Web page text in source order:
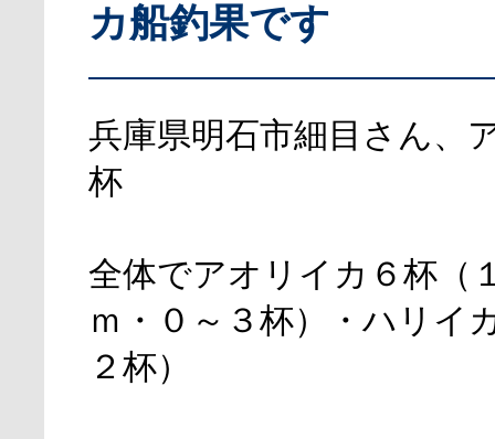
カ船釣果です
兵庫県明石市細目さん、
杯
全体でアオリイカ６杯（
ｍ・０～３杯）・ハリイ
２杯）